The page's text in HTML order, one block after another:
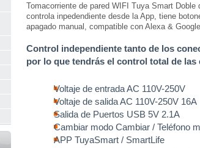
Tomacorriente de pared WIFI Tuya Smart
controla inpedendiente desde la App, tiene
apagado manual, compatible con Alexa &
Control independiente tanto de los
por lo que tendrás el control total de las
Voltaje de entrada AC 110V-250V
Voltaje de salida AC 110V-250V 16A
Salida de Puertos USB 5V 2.1A
Cambiar modo Cambiar / Teléfono
APP TuyaSmart / SmartLife